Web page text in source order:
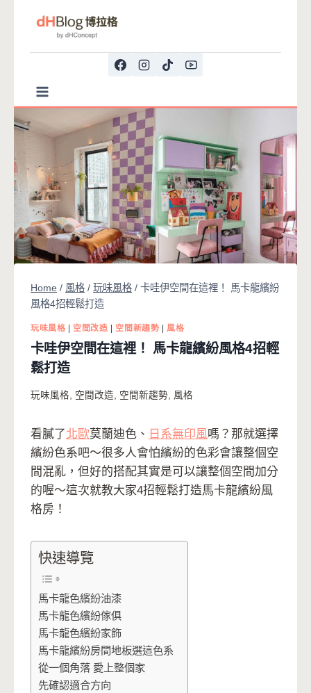
Home / 風格 / 玩味風格 / 卡哇伊空間在這裡！ 馬卡龍繽紛
風格4招輕鬆打造
玩味風格 空間改造 空間新趨勢 |風格
卡哇伊空間在這裡！ 馬卡龍繽紛風格4招輕
鬆打造
玩味風格 空間改造 空間新趨勢 風格
看膩了北歐莫蘭迪色、 日系無印風嗎？那就選擇
繽紛色系吧～很多人會怕繽紛的色彩會讓整個空
間混亂，但好的搭配其實是可以讓整個空間加分
的喔～這次就教大家4招輕鬆打造馬卡龍繽紛風
格房！
快速導覽
馬卡龍色繽紛油漆
馬卡龍色繽紛傢俱
馬卡龍色繽紛家飾
馬卡龍繽紛房間地板選這色系
從一個角落 愛上整個家
先確認適合方向